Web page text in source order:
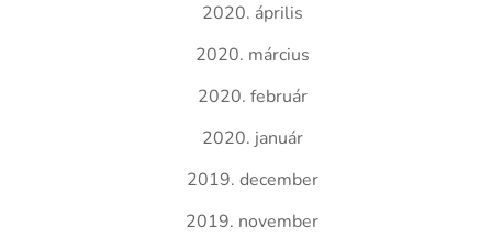
2020. április
2020. március
2020. február
2020. január
2019. december
2019. november